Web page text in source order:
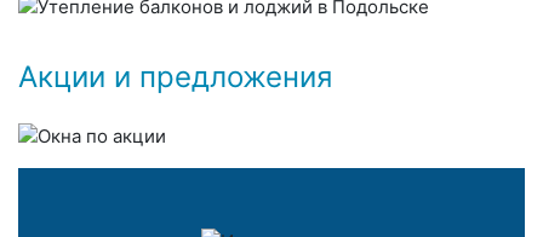
Акции и предложения